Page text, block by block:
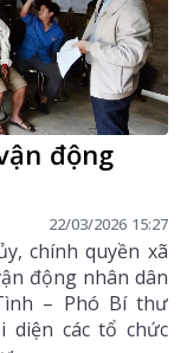
động
22/03/2026 15:27
chính quyền xã
động nhân dân
– Phó Bí thư
diện các tổ chức